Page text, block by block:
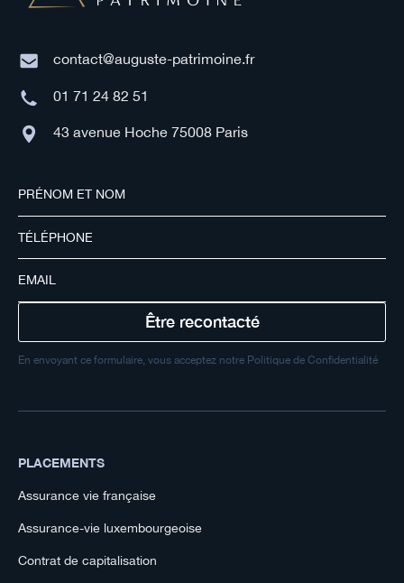
contact@auguste-patrimoine.fr
01 71 24 82 51
43 avenue Hoche 75008 Paris
En envoyant ce formulaire, vous acceptez notre Politique de Confidentialité
PLACEMENTS
Assurance vie française
Assurance-vie luxembourgeoise
Contrat de capitalisation